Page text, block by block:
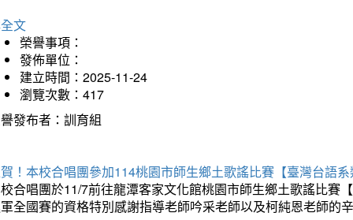
文
榮譽事項：
發佈單位：
建立時間：2025-11-24
瀏覽次數：417
發布者：訓育組
！本校合唱團參加114桃園市師生鄉土歌謠比賽【臺灣台語
合唱團於11/7前往龍潭客家文化館桃園市師生鄉土歌謠比賽
全國賽的資格特別感謝指導老師吟采老師以及柯純恩老師的